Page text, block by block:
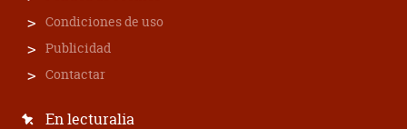
Condiciones de uso
Publicidad
Contactar
En lecturalia